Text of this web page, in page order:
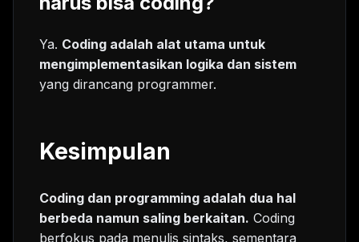
Ya. Coding adalah alat utama untuk
mengimplementasikan logika dan sistem
yang dirancang programmer.
Kesimpulan
Coding dan programming adalah dua hal
berbeda namun saling berkaitan. Coding
berfokus pada menulis sintaks, sementara